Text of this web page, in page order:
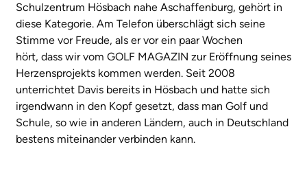
Schulzentrum Hösbach nahe Aschaffenburg, gehört in
diese Kategorie. Am Telefon überschlägt sich seine
Stimme vor Freude, als er vor ein paar Wochen
hört, dass wir vom GOLF MAGAZIN zur Eröffnung seines
Herzensprojekts kommen werden. Seit 2008
unterrichtet Davis bereits in Hösbach und hatte sich
irgendwann in den Kopf gesetzt, dass man Golf und
Schule, so wie in anderen Ländern, auch in Deutschland
bestens miteinander verbinden kann.